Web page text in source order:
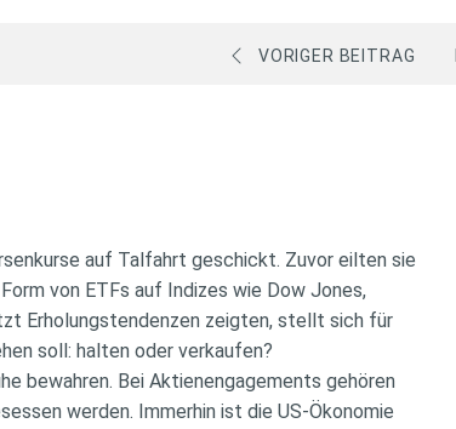
VORIGER BEITRAG
auf Talfahrt geschickt. Zuvor eilten sie
von ETFs auf Indizes wie Dow Jones,
Erholungstendenzen zeigten, stellt sich für
soll: halten oder verkaufen?
bewahren. Bei Aktienengagements gehören
werden. Immerhin ist die US-Ökonomie